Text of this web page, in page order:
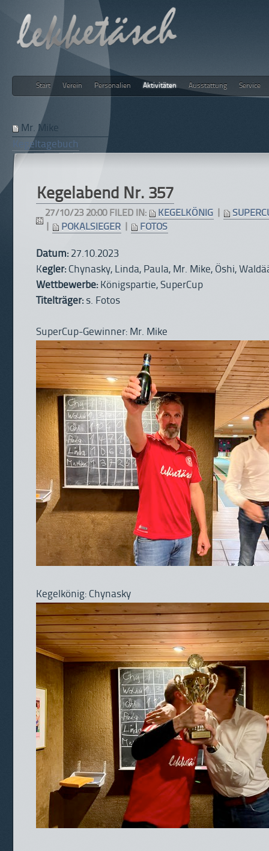
lekketäsch
Start Verein Personalien Aktivitäten Ausstattung Service
Mr. Mike
Kegeltagebuch
Kegelabend Nr. 357
27/10/23 20:00 FILED IN: KEGELKÖNIG
POKALSIEGER FOTOS
Datum: 27.10.2023
Kegler: Chynasky, Linda, Paula, Mr. Mike, Öshi,
Wettbewerbe: Königspartie, SuperCup
Titelträger: s. Fotos
SuperCup-Gewinner: Mr. Mike
Kegelkönig: Chynasky